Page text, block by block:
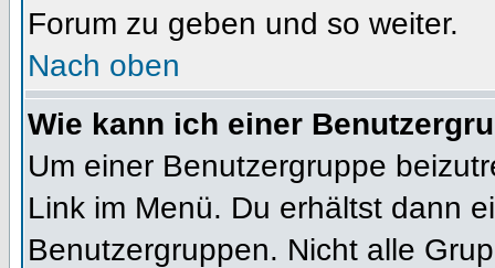
Forum zu geben und so weiter.
Nach oben
Wie kann ich einer
Um einer Benutzergruppe
Link im Menü. Du erhältst dann
Benutzergruppen. Nicht alle